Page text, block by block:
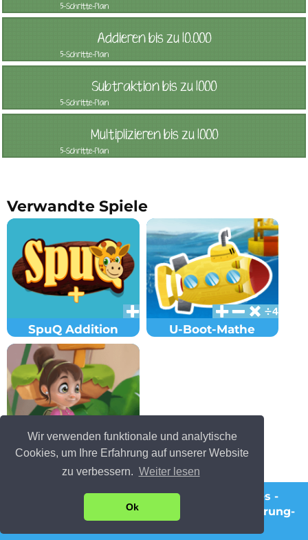
Wir verwenden funktionale und analytische
Cookies, um Ihre Erfahrung auf unserer Website
zu verbessern. Weiter lesen
Ok
5-Schritte-Plan
Addieren bis zu 10.000
5-Schritte-Plan
Subtraktion bis zu 1000
5-Schritte-Plan
Multiplizieren bis zu 1000
5-Schritte-Plan
Verwandte Spiele
SpuQ Addition U-Boot-Mathe
Tierrettung
© Copyright 2021 Mathestern.ch - Cookies -
Haftungsausschluss und Datenschutzerklärung-